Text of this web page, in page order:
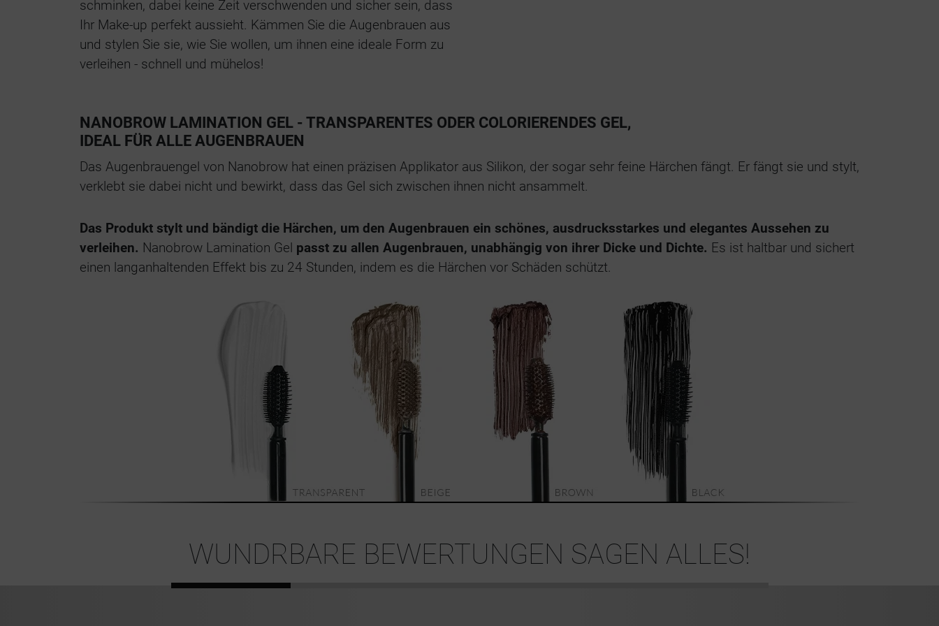
schminken, dabei keine Zeit verschwenden und sicher sein, dass
Ihr Make-up perfekt aussieht. Kämmen Sie die Augenbrauen aus
und stylen Sie sie, wie Sie wollen, um ihnen eine ideale Form zu
verleihen - schnell und mühelos!
NANOBROW LAMINATION GEL - TRANSPARENTES ODER COLORIERENDES GEL,
IDEAL FÜR ALLE AUGENBRAUEN
Das Augenbrauengel von Nanobrow hat einen präzisen Applikator aus Silikon, der sogar sehr feine Härchen fängt. Er fängt sie und stylt,
verklebt sie dabei nicht und bewirkt, dass das Gel sich zwischen ihnen nicht ansammelt.
Das Produkt stylt und bändigt die Härchen, um den Augenbrauen ein schönes, ausdrucksstarkes und elegantes Aussehen zu
verleihen. Nanobrow Lamination Gel passt zu allen Augenbrauen, unabhängig von ihrer Dicke und Dichte. Es ist haltbar und sichert
einen langanhaltenden Effekt bis zu 24 Stunden, indem es die Härchen vor Schäden schützt.
WUNDRBARE BEWERTUNGEN SAGEN ALLES!